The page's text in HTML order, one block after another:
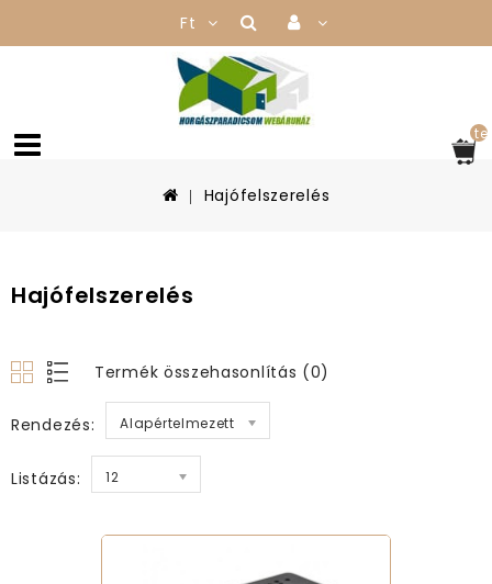
Ft
Hajófelszerelés
Hajófelszerelés
Termék összehasonlítás (0)
Rendezés: Alapértelmezett
Listázás: 12